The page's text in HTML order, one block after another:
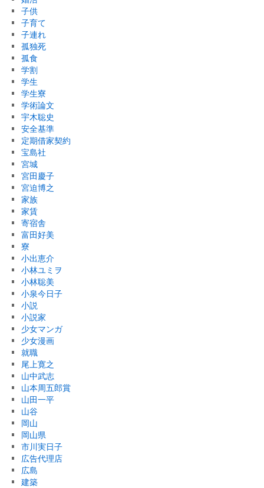
子供
子育て
子連れ
孤独死
孤食
学割
学生
学生寮
学術論文
宇木聡史
安全基準
定期借家契約
宝島社
宮城
宮田慶子
宮迫博之
家族
家賃
寄宿舎
富田好美
寮
小出恵介
小林ユミヲ
小林聡美
小泉今日子
小説
小説家
少女マンガ
少女漫画
就職
尾上寛之
山中武志
山本周五郎賞
山田一平
山谷
岡山
岡山県
市川実日子
広告代理店
広島
建築